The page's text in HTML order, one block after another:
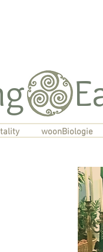
woonBiologie